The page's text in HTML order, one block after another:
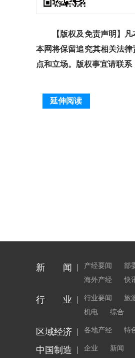
【版权及免责声明】凡本
本网将保留追究其相关法
点和立场。版权事宜请联系
延伸阅读
新 闻 产经要闻 部
海外产经
快
行 业 行业要闻 旅
机电
综合
区域经济 各地产经 特
中国制造 企业 新闻